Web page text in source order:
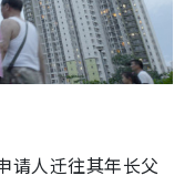
请人迁往其年长父